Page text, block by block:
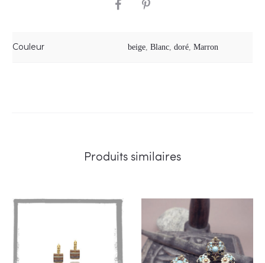
SHARE
Couleur beige, Blanc, doré, Marron
Produits similaires